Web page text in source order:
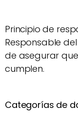
Principio de
Responsable
de asegurar
cumplen.
Categorías de